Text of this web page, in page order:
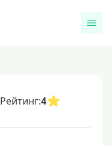
Рейтинг:4